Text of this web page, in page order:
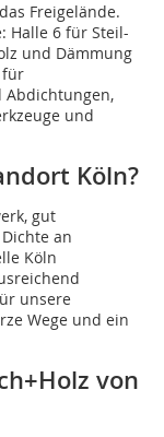
Freigelände.
Halle 6 für Steil-
und Dämmung
für
Abdichtungen,
und
Köln?
gut
an
Köln
unsere
Wege und ein
von